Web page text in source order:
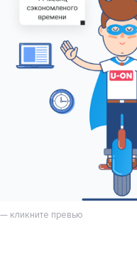
кликните превью